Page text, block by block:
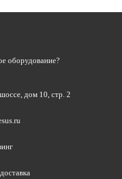
оборудование?
дом 10, стр. 2